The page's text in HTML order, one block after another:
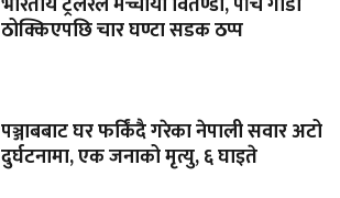
ठोक्किएपछि चार घण्टा सडक ठप्प
पञ्जाबबाट घर फर्किंदै गरेका नेपाली सवार अटो
दुर्घटनामा, एक जनाको मृत्यु, ६ घाइते